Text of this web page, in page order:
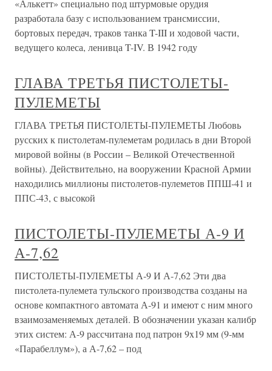
«Алькетт» специально под штурмовые орудия
разработала базу с использованием трансмиссии,
бортовых передач, траков танка T-III и ходовой части,
ведущего колеса, ленивца T-IV. В 1942 году
ГЛАВА ТРЕТЬЯ ПИСТОЛЕТЫ-
ПУЛЕМЕТЫ
ГЛАВА ТРЕТЬЯ ПИСТОЛЕТЫ-ПУЛЕМЕТЫ Любовь
русских к пистолетам-пулеметам родилась в дни Второй
мировой войны (в России – Великой Отечественной
войны). Действительно, на вооружении Красной Армии
находились миллионы пистолетов-пулеметов ППШ-41 и
ППС-43, с высокой
ПИСТОЛЕТЫ-ПУЛЕМЕТЫ А-9 И
А-7,62
ПИСТОЛЕТЫ-ПУЛЕМЕТЫ А-9 И А-7,62 Эти два
пистолета-пулемета тульского производства созданы на
основе компактного автомата А-91 и имеют с ним много
взаимозаменяемых деталей. В обозначении указан калибр
этих систем: А-9 рассчитана под патрон 9x19 мм (9-мм
«Парабеллум»), а А-7,62 – под